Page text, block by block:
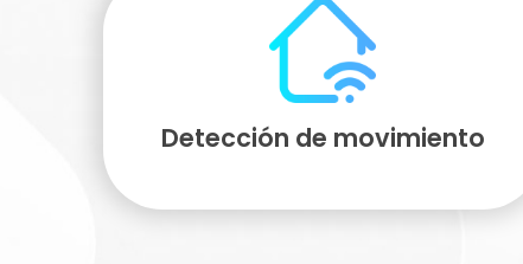
Detección de movimiento